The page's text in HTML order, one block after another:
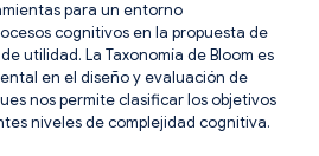
para un entorno
cognitivos en la propuesta de
utilidad. La Taxonomía de Bloom es
en el diseño y evaluación de
nos permite clasificar los objetivos
niveles de complejidad cognitiva.